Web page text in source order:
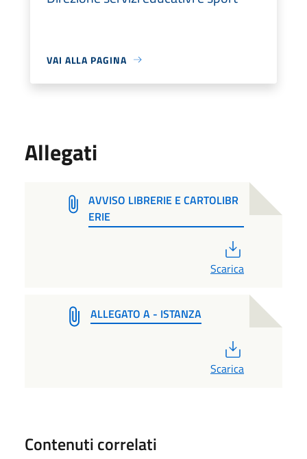
VAI ALLA PAGINA
Allegati
AVVISO LIBRERIE E CARTOLIBR
ERIE
Scarica
ALLEGATO A - ISTANZA
Scarica
Contenuti correlati